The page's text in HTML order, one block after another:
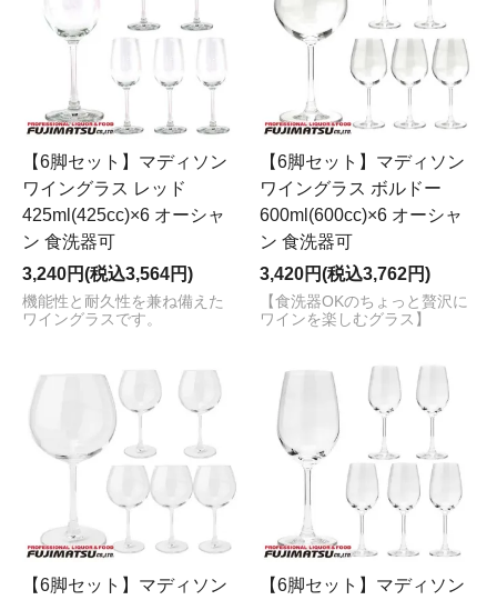
【6脚セット】マディソン
ワイングラス レッド
425ml(425cc)×6 オーシャ
ン 食洗器可
3,240円(税込3,564円)
機能性と耐久性を兼ね備えた
ワイングラスです。
【6脚セット】マディソン
ワイングラス ボルドー
600ml(600cc)×6 オーシャ
ン 食洗器可
3,420円(税込3,762円)
【食洗器OKのちょっと贅沢に
ワインを楽しむグラス】
【6脚セット】マディソン
【6脚セット】マディソン